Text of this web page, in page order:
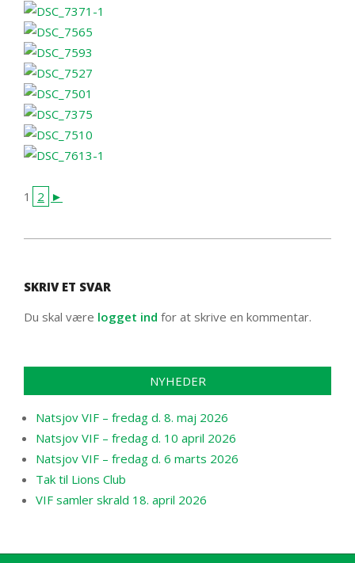
1 2 ►
29
SKRIV ET SVAR
Du skal være logget ind for at skrive en kommentar.
NYHEDER
Natsjov VIF – fredag d. 8. maj 2026
Natsjov VIF – fredag d. 10 april 2026
Natsjov VIF – fredag d. 6 marts 2026
Tak til Lions Club
VIF samler skrald 18. april 2026